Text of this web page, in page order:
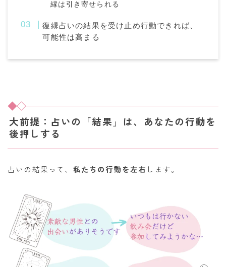
縁は引き寄せられる
復縁占いの結果を受け止め行動できれば、
可能性は高まる
大前提：占いの「結果」は、あなたの行動を
後押しする
占いの結果って、 私たちの行動を左右 します。